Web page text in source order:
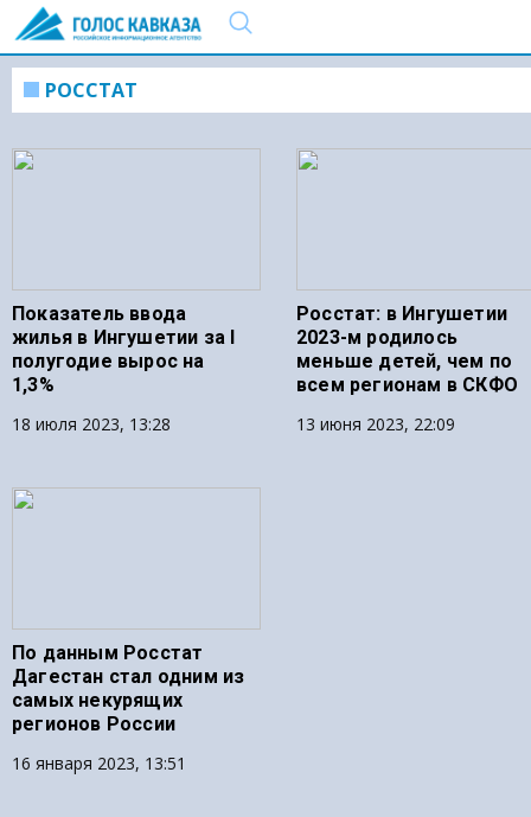
РОССТАТ
Показатель ввода
жилья в Ингушетии за I
полугодие вырос на
1,3%
18 июля 2023, 13:28
Росстат: в Ингушетии
2023-м родилось
меньше детей, чем по
всем регионам в СКФО
13 июня 2023, 22:09
По данным Росстат
Дагестан стал одним из
самых некурящих
регионов России
16 января 2023, 13:51